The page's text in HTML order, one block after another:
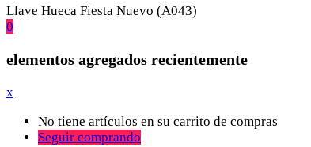
Llave Hueca Fiesta Nuevo (A043)
0
elementos agregados recientemente
x
No tiene artículos en su carrito de compras
Seguir comprando